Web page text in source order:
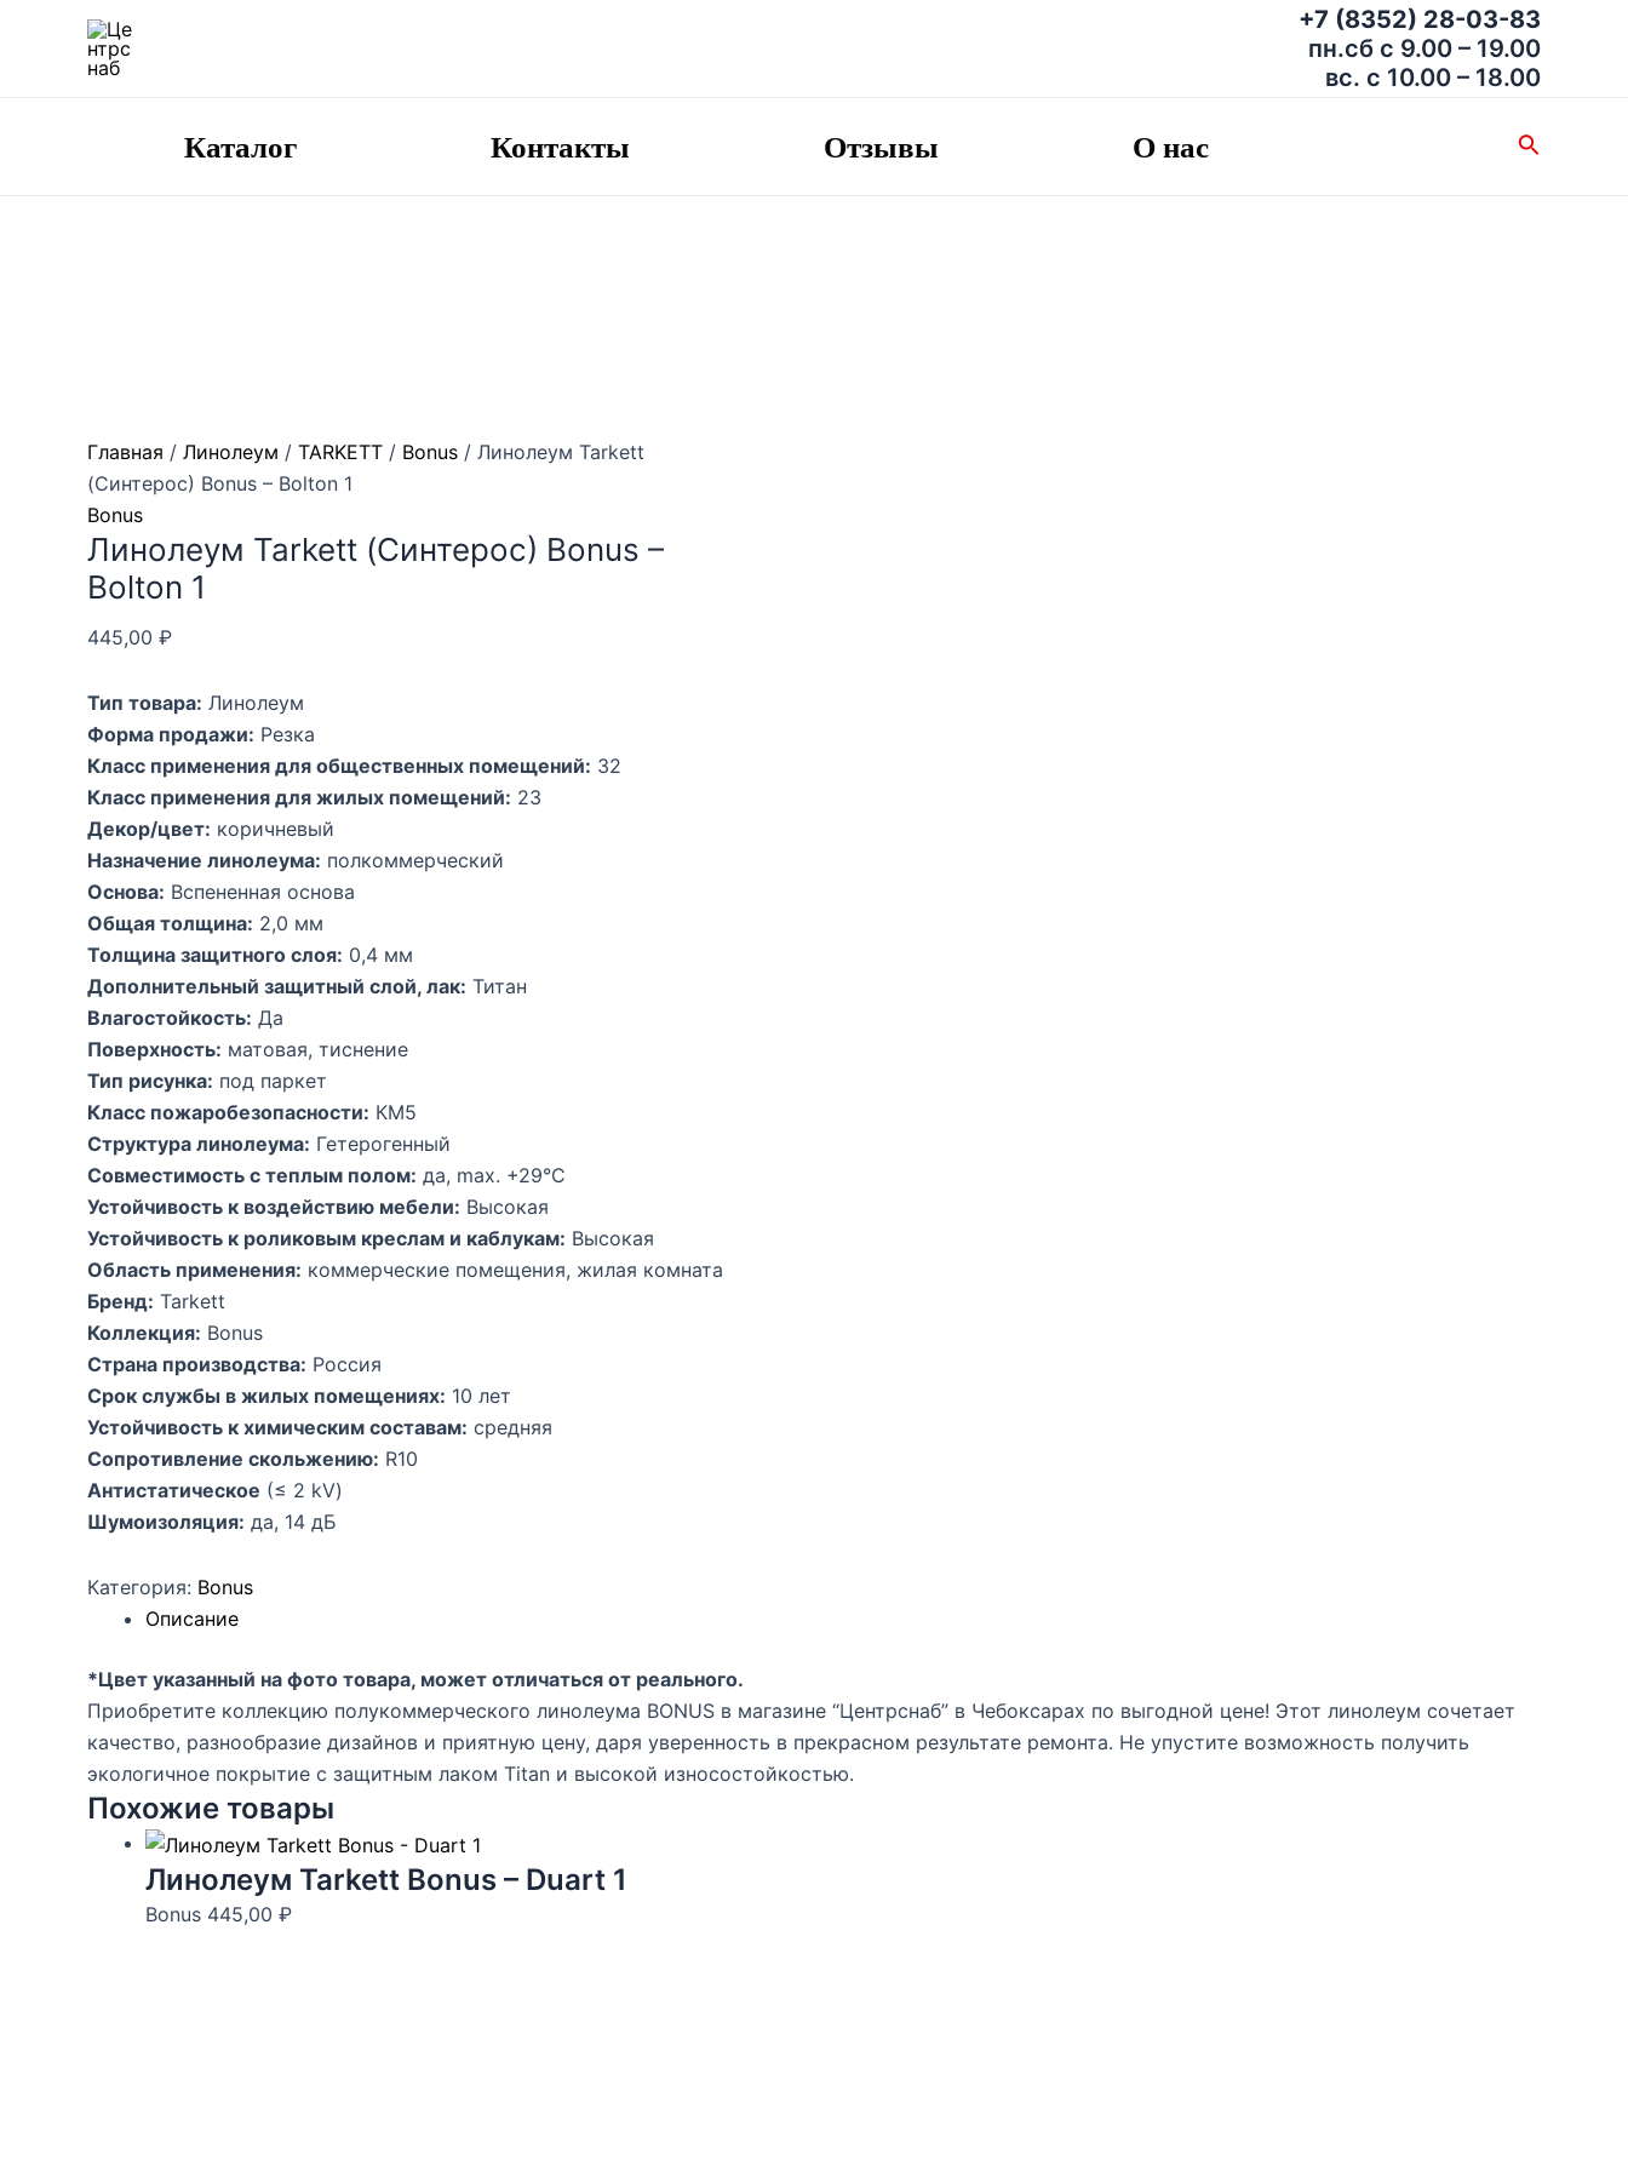
содержимому
+7 (8352) 28-03-83
пн.сб с 9.00 – 19.00
вс. с 10.00 – 18.00
Каталог Контакты Отзывы О нас Поиск
Главная / Линолеум / TARKETT / Bonus / Линолеум Tarkett
(Синтерос) Bonus – Bolton 1
Bonus
Линолеум Tarkett (Синтерос) Bonus –
Bolton 1
445,00 ₽
Тип товара: Линолеум
Форма продажи: Резка
Класс применения для общественных помещений: 32
Класс применения для жилых помещений: 23
Декор/цвет: коричневый
Назначение линолеума: полкоммерческий
Основа: Вспененная основа
Общая толщина: 2,0 мм
Толщина защитного слоя: 0,4 мм
Дополнительный защитный слой, лак: Титан
Влагостойкость: Да
Поверхность: матовая, тиснение
Тип рисунка: под паркет
Класс пожаробезопасности: КМ5
Структура линолеума: Гетерогенный
Совместимость с теплым полом: да, max. +29°С
Устойчивость к воздействию мебели: Высокая
Устойчивость к роликовым креслам и каблукам: Высокая
Область применения: коммерческие помещения, жилая комната
Бренд: Tarkett
Коллекция: Bonus
Страна производства: Россия
Срок службы в жилых помещениях: 10 лет
Устойчивость к химическим составам: средняя
Сопротивление скольжению: R10
Антистатическое (≤ 2 kV)
Шумоизоляция: да, 14 дБ
Категория: Bonus
Описание
*Цвет указанный на фото товара, может отличаться от реального.
Приобретите коллекцию полукоммерческого линолеума BONUS в магазине “Центрснаб” в Чебоксарах по выгодной цене! Этот линолеум сочетает
качество, разнообразие дизайнов и приятную цену, даря уверенность в прекрасном результате ремонта. Не упустите возможность получить
экологичное покрытие с защитным лаком Titan и высокой износостойкостью.
Похожие товары
Линолеум Tarkett Bonus – Duart 1
Bonus 445,00 ₽